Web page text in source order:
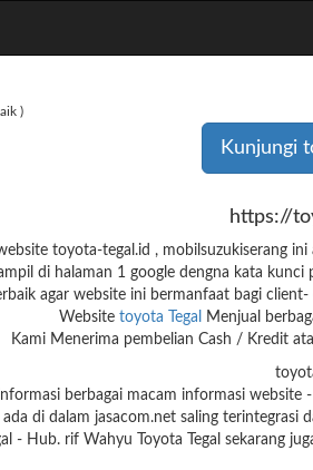
)
Kunjungi
https://
toyota-tegal.id , mobilsuzukiserang
di halaman 1 google dengna kata
agar website ini bermanfaat bagi
Website toyota Tegal
Menjual
Kami Menerima pembelian Cash / Kredit
berbagai macam informasi website
di dalam jasacom.net saling terintegrasi
- Hub. rif Wahyu Toyota Tegal sekarang